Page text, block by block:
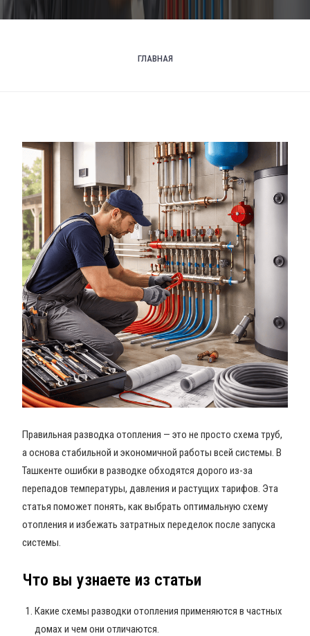
ГЛАВНАЯ
Правильная разводка отопления — это не просто схема труб,
а основа стабильной и экономичной работы всей системы. В
Ташкенте ошибки в разводке обходятся дорого из-за
перепадов температуры, давления и растущих тарифов. Эта
статья поможет понять, как выбрать оптимальную схему
отопления и избежать затратных переделок после запуска
системы.
Что вы узнаете из статьи
Какие схемы разводки отопления применяются в частных
домах и чем они отличаются.